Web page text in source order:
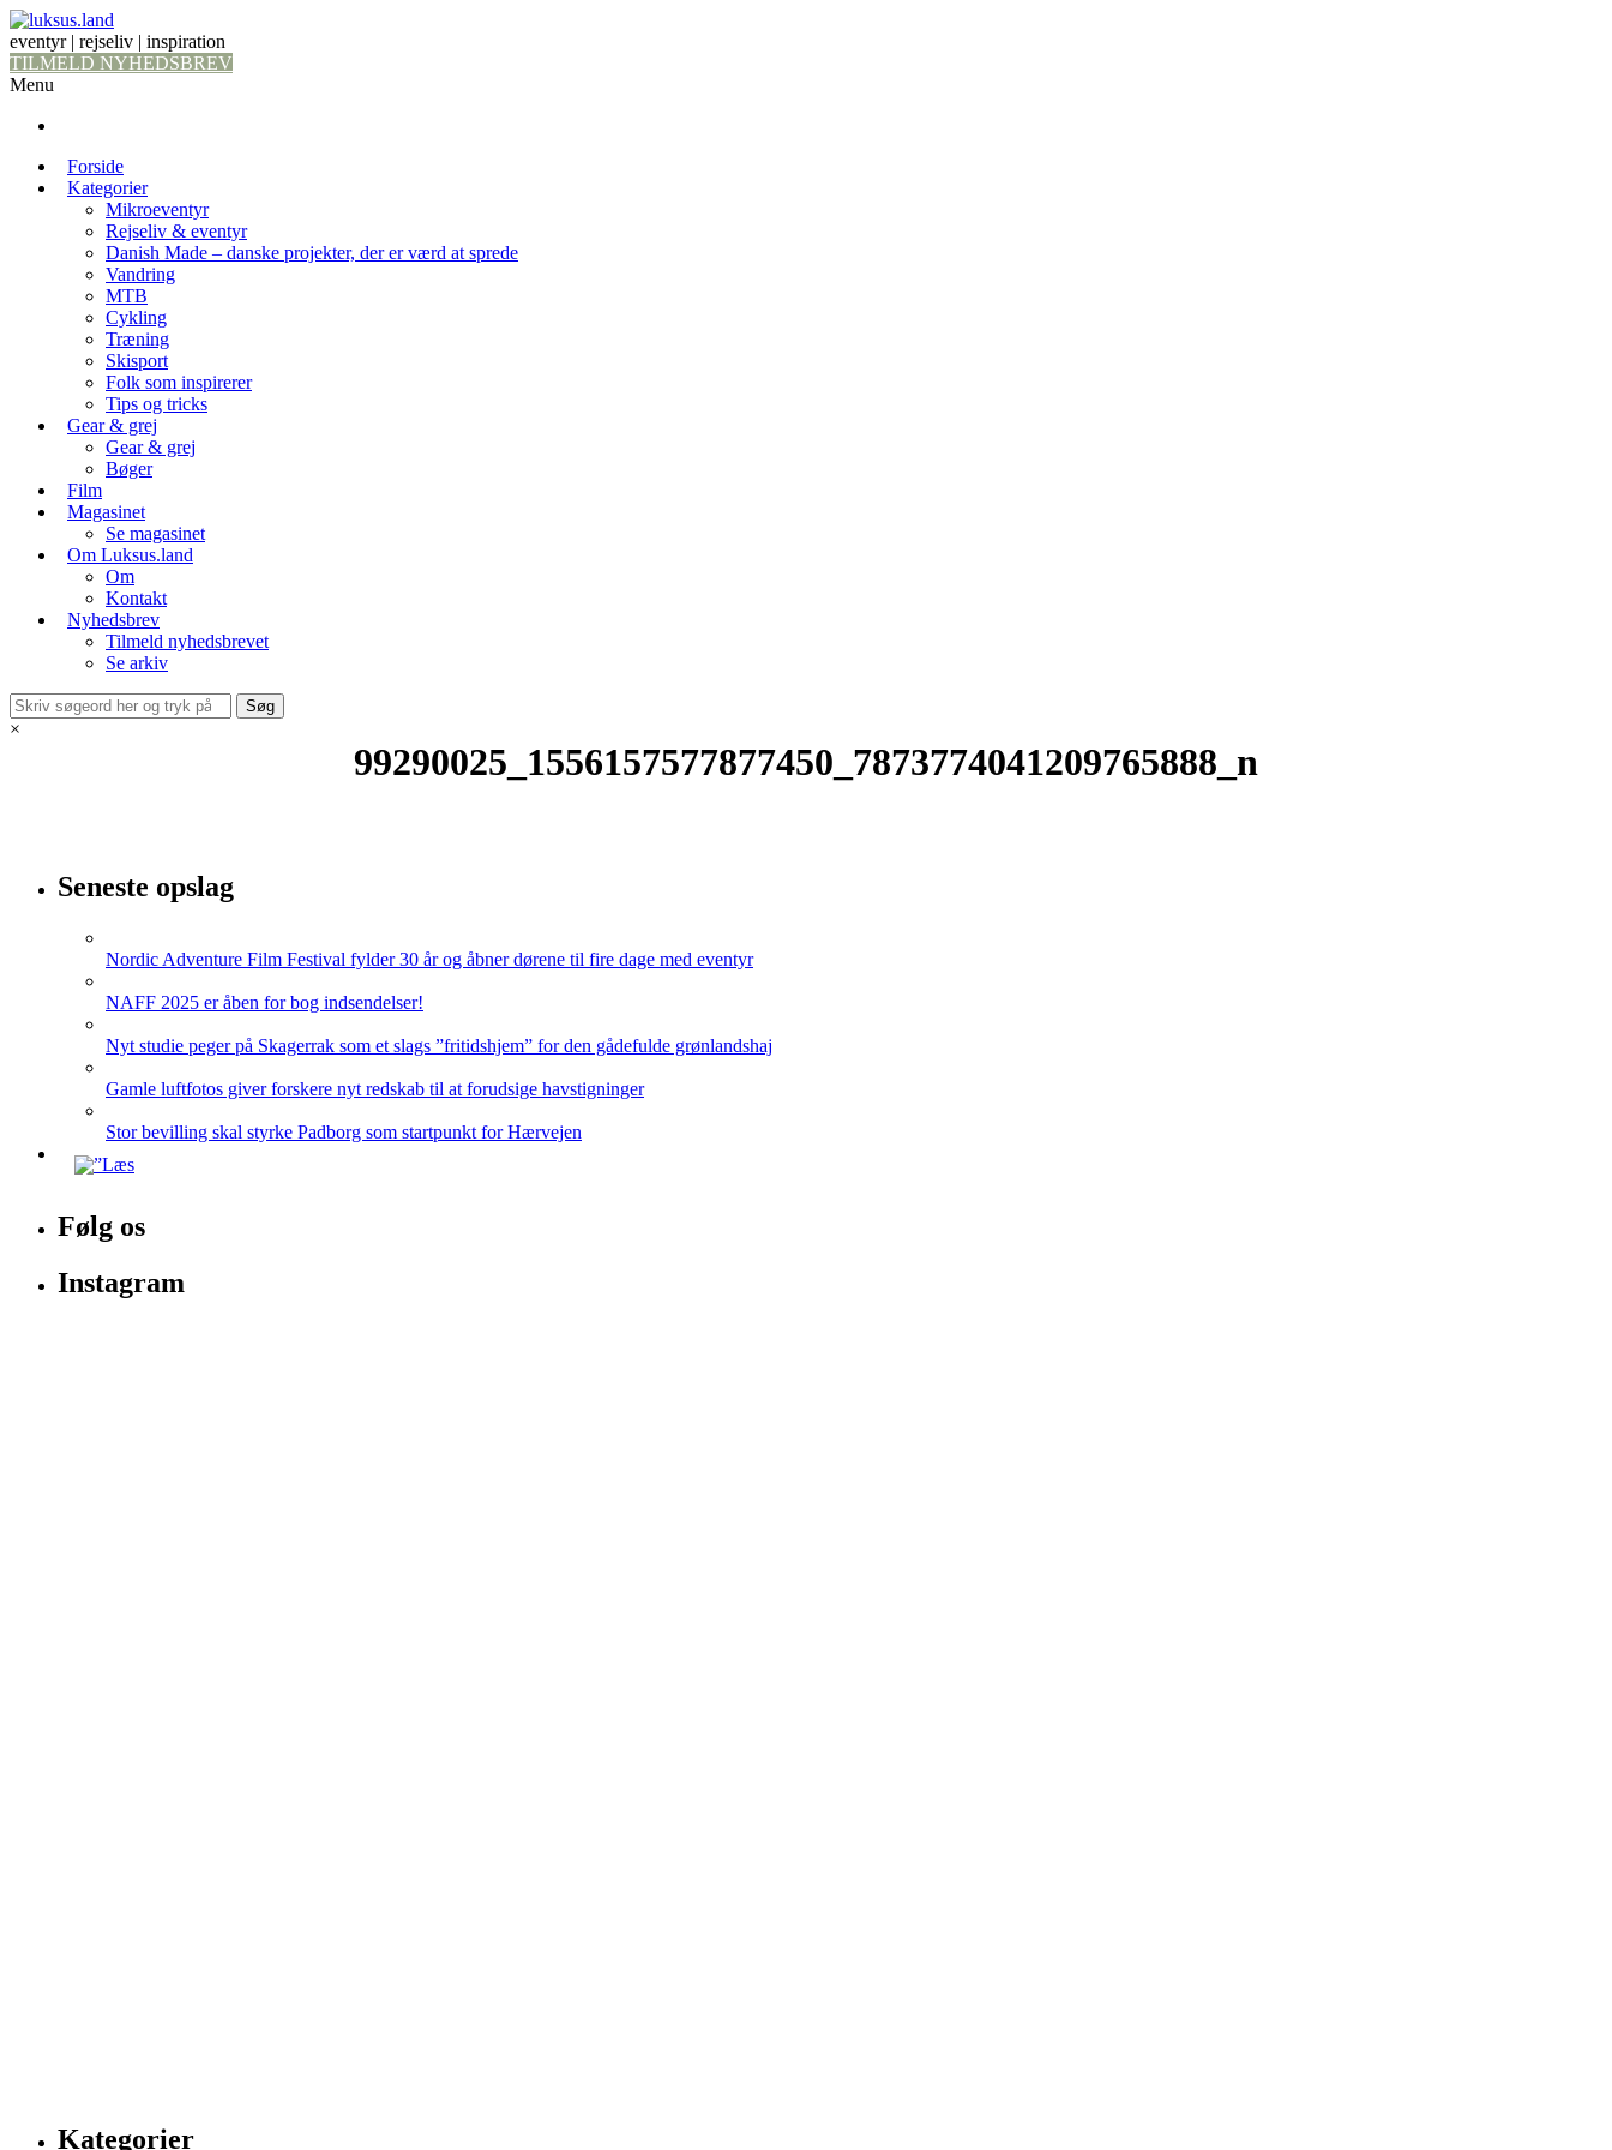
eventyr | rejseliv | inspiration
TILMELD NYHEDSBREV
Menu
Forside
Kategorier
Mikroeventyr
Rejseliv & eventyr
Danish Made – danske projekter, der er værd at sprede
Vandring
MTB
Cykling
Træning
Skisport
Folk som inspirerer
Tips og tricks
Gear & grej
Gear & grej
Bøger
Film
Magasinet
Se magasinet
Om Luksus.land
Om
Kontakt
Nyhedsbrev
Tilmeld nyhedsbrevet
Se arkiv
×
99290025_1556157577877450_7873774041209765888_n
Seneste opslag
Nordic Adventure Film Festival fylder 30 år og åbner dørene til fire dage med eventyr
NAFF 2025 er åben for bog indsendelser!
Nyt studie peger på Skagerrak som et slags ”fritidshjem” for den gådefulde grønlandshaj
Gamle luftfotos giver forskere nyt redskab til at forudsige havstigninger
Stor bevilling skal styrke Padborg som startpunkt for Hærvejen
Følg os
Instagram
Kategorier